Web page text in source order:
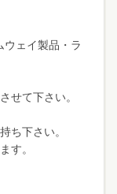
ウェイ製品・ラ
せて下さい。
ち下さい。
す。